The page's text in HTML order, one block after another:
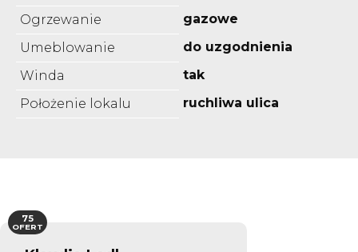
Ogrzewanie
gazowe
Umeblowanie
do uzgodnienia
Winda
tak
Położenie lokalu
ruchliwa ulica
75
OFERT